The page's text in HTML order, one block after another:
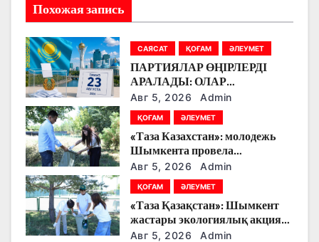
я
п
о
з
а
п
и
с
Похожая запись
САЯСАТ ҚОҒАМ ӘЛЕУМЕТ
ПАРТИЯЛАР ӨҢІРЛЕРДІ
АРАЛАДЫ: ОЛАР
ДӘРІГЕРЛЕРМЕН,
ЖҰМЫСШЫЛАРМЕН,
ФЕРМЕРЛЕРМЕН ЖӘНЕ
СТУДЕНТТЕРМЕН НЕ
ТУРАЛЫ СӨЙЛЕСТІ?
Авг 5, 2026 Admin
ҚОҒАМ ӘЛЕУМЕТ
«Таза Казахстан»: молодежь
Шымкента провела
экологическую акцию
Авг 5, 2026 Admin
ҚОҒАМ ӘЛЕУМЕТ
«Таза Қазақстан»: Шымкент
жастары экологиялық акцияға
белсенді қатысты
Авг 5, 2026 Admin